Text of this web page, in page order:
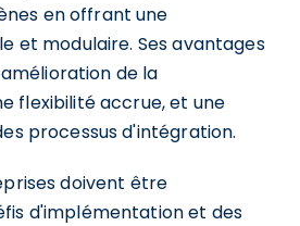
en offrant une
et modulaire. Ses avantages
de la
flexibilité accrue, et une
processus d'intégration.
doivent être
d'implémentation et des